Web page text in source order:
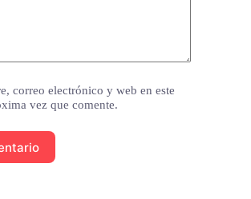
correo electrónico y web en este
vez que comente.